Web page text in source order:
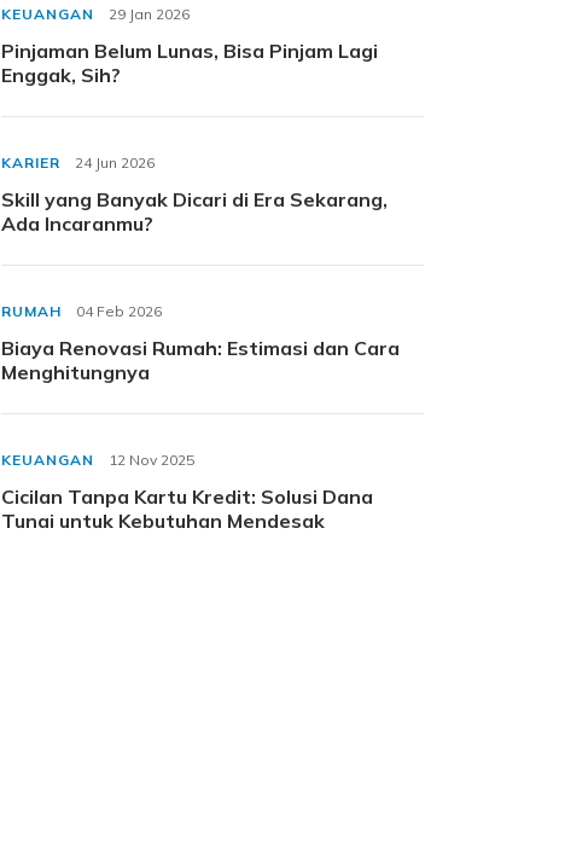
KEUANGAN 29 Jan 2026
Pinjaman Belum Lunas, Bisa Pinjam Lagi
Enggak, Sih?
KARIER 24 Jun 2026
Skill yang Banyak Dicari di Era Sekarang,
Ada Incaranmu?
RUMAH 04 Feb 2026
Biaya Renovasi Rumah: Estimasi dan Cara
Menghitungnya
KEUANGAN 12 Nov 2025
Cicilan Tanpa Kartu Kredit: Solusi Dana
Tunai untuk Kebutuhan Mendesak